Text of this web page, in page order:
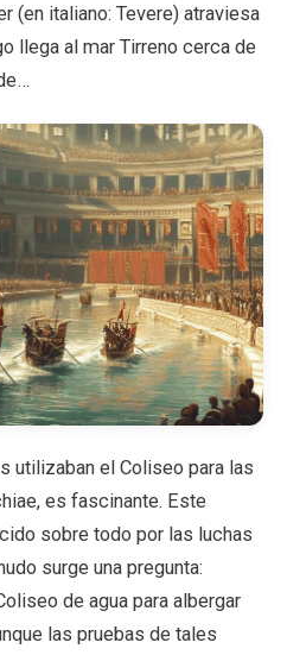
(en italiano: Tevere) atraviesa
llega al mar Tirreno cerca de
utilizaban el Coliseo para las
es fascinante. Este
sobre todo por las luchas
surge una pregunta:
de agua para albergar
las pruebas de tales